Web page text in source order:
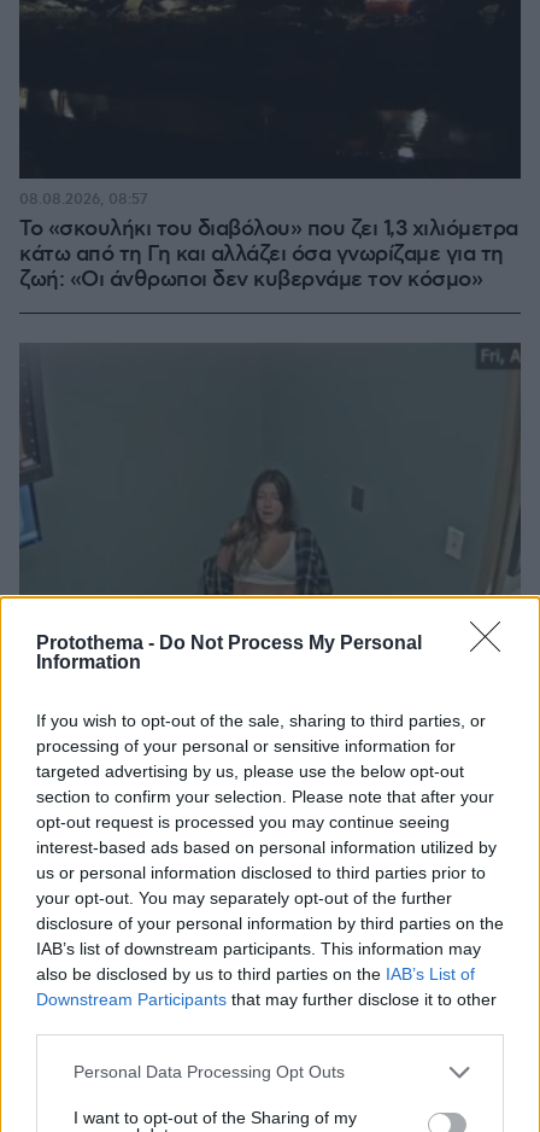
Protothema - Do Not Process My Personal
Information
If you wish to opt-out of the sale, sharing to third parties, or
processing of your personal or sensitive information for
targeted advertising by us, please use the below opt-out
section to confirm your selection. Please note that after your
opt-out request is processed you may continue seeing
interest-based ads based on personal information utilized by
us or personal information disclosed to third parties prior to
your opt-out. You may separately opt-out of the further
disclosure of your personal information by third parties on the
IAB’s list of downstream participants. This information may
also be disclosed by us to third parties on the IAB’s List of
Downstream Participants that may further disclose it to other
Please note that this website/app uses one or more Google
not limited to your visit or usage behaviour. You may click to
Personal Data Processing Opt Outs
I want to opt-out of the Sharing of my
Το «σκουλήκι του διαβόλου» που ζει 1,3 χιλιόμετρα
κάτω από τη Γη και αλλάζει όσα γνωρίζαμε για τη
ζωή: «Οι άνθρωποι δεν κυβερνάμε τον κόσμο»
08.08.2026, 08:57
Βίντεο: Μεθυσμένη σκότωσε νύφη λίγες ώρες
μετά τον γάμο της και στο τμήμα ζητούσε
κλαίγοντας τον πατέρα της
πριν μία ώρα